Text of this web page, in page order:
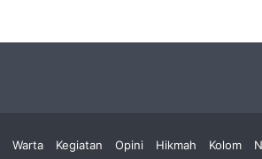
Warta Kegiatan Opini Hikmah Kolom